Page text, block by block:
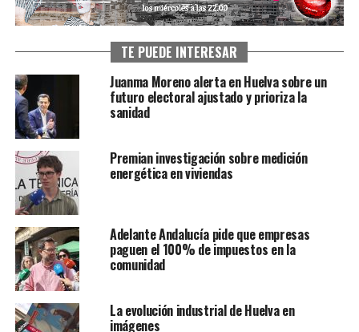
TE PUEDE INTERESAR
Juanma Moreno alerta en Huelva sobre un
futuro electoral ajustado y prioriza la
sanidad
Premian investigación sobre medición
energética en viviendas
Adelante Andalucía pide que empresas
paguen el 100% de impuestos en la
comunidad
La evolución industrial de Huelva en
imágenes